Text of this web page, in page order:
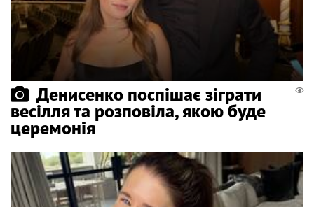
Денисенко поспішає зіграти
весілля та розповіла, якою буде
церемонія